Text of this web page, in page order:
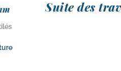
Suite des